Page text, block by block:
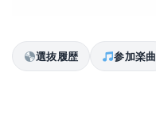
選抜履歴 参加楽曲